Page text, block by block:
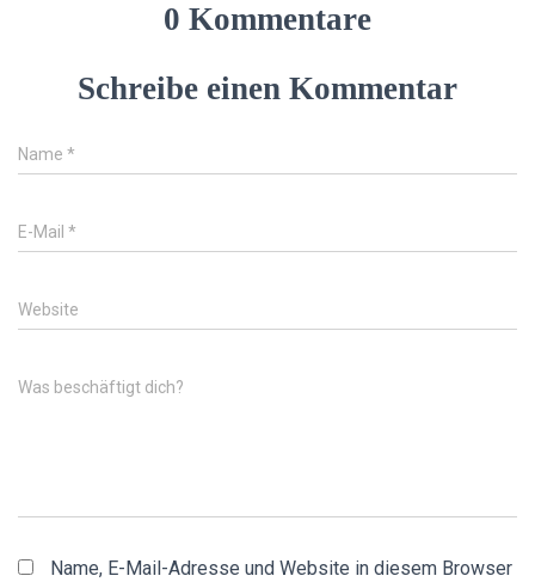
0 Kommentare
Schreibe einen Kommentar
Name *
E-Mail *
Website
Was beschäftigt dich?
Name, E-Mail-Adresse und Website in diesem Browser